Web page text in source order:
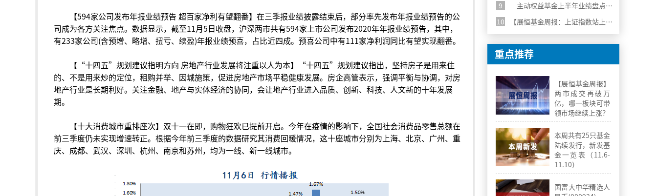
【594家公司发布年报业绩预告 超百家净利有望翻番】在三季报业绩披露结束后，部分率先发布年报业绩预告的公
司成为各方关注焦点。数据显示，截至11月5日收盘，沪深两市共有594家上市公司发布2020年年报业绩预告，其中，
有233家公司(含预增、略增、扭亏、续盈)年报业绩预喜，占比近四成。预喜公司中有111家净利润同比有望实现翻番。
【“十四五”规划建议指明方向 房地产行业发展将注重以人为本】“十四五”规划建议指出，坚持房子是用来住
的、不是用来炒的定位，租购并举、因城施策，促进房地产市场平稳健康发展。房企高管表示，强调平衡与协调，对房
地产行业是长期利好。关注金融、地产与实体经济的协同，会让地产行业进入品质、创新、科技、人文新的十年发展
期。
【十大消费城市重排座次】双十一在即，购物狂欢已提前开启。今年在疫情的影响下，全国社会消费品零售总额在
前三季度仍未实现增速转正。根据今年前三季度的数据研究其消费回暖情况，这十座城市分别为上海、北京、广州、重
庆、成都、武汉、深圳、杭州、南京和苏州，均为一线、新一线城市。
9
主动权益基金上半年业绩盘点：分化中寻找机遇
10
【展恒基金周报：上证指数站上3500，科技行业持续走强】
重点推荐
【展恒基金周报】
两市成交再破万
亿，哪一板块可带
领市场继续上涨？
本周共有25只基金
陆续发行，新发基
金一览表（11.6-
11.10）
国富大中华精选人